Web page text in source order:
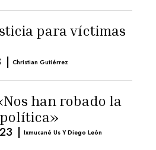
para víctimas
| Christian Gutiérrez
han robado la
| Ixmucané Us Y Diego León